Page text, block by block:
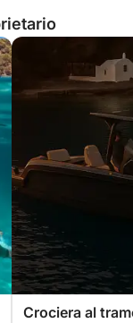
Crociera al